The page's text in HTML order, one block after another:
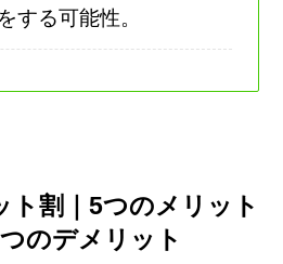
する可能性。
ト割｜5つのメリット
のデメリット